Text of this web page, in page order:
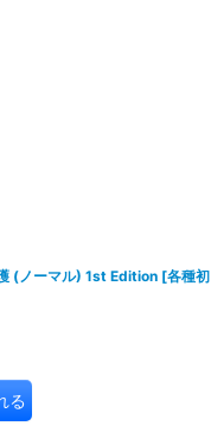
(ノーマル) 1st Edition [各種初
る